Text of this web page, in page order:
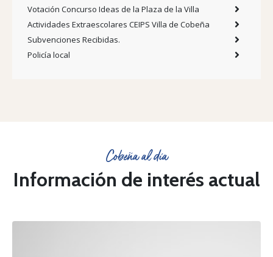
Votación Concurso Ideas de la Plaza de la Villa
Actividades Extraescolares CEIPS Villa de Cobeña
Subvenciones Recibidas.
Policía local
Cobeña al día
Información de interés actual